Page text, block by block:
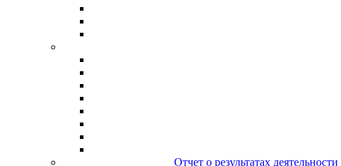
Отчет о результатах